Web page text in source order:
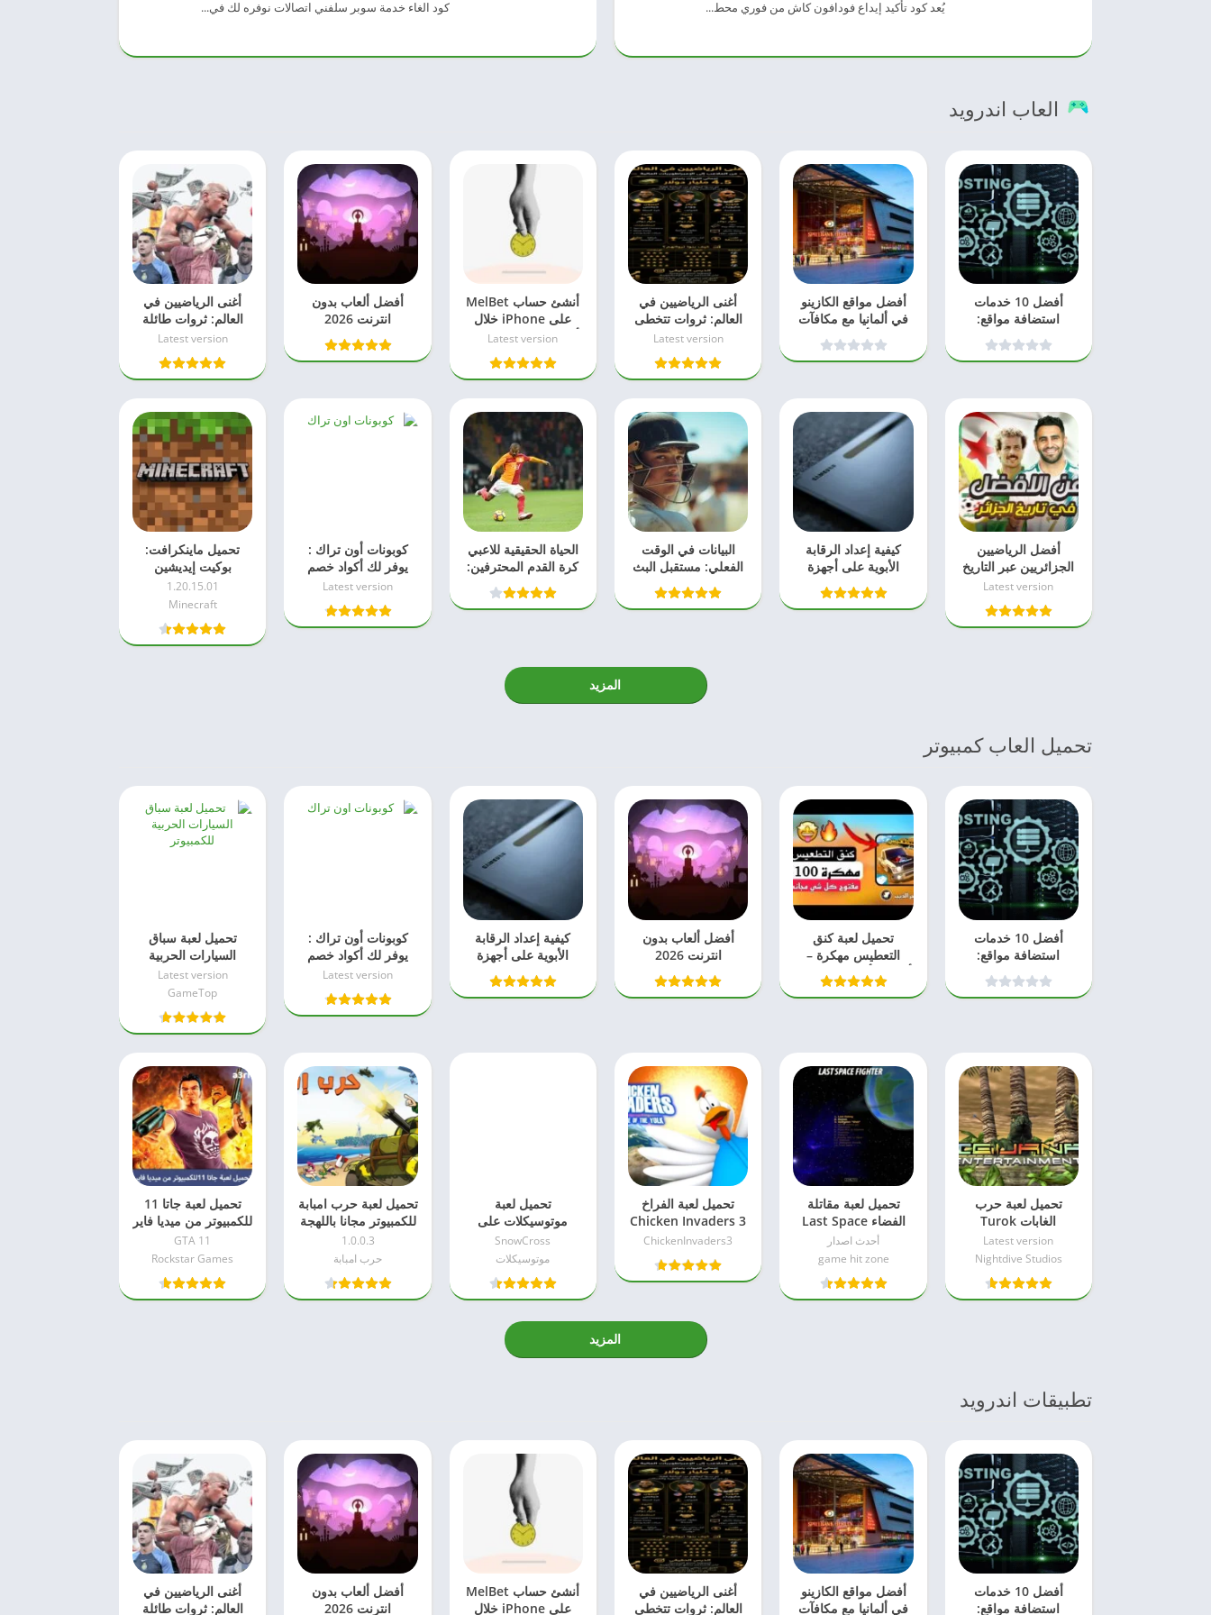
يُعد كود تأكيد إيداع فودافون كاش من فوري محط... كود الغاء خدمة سوبر سلفني اتصالات نوفره لك في...
العاب اندرويد
أفضل 10 خدمات
استضافة مواقع:
مختبرة ومجربة في
2026
أفضل مواقع الكازينو
في ألمانيا مع مكافآت
ضخمة وألعاب سلوت –
دليل 2026
أغنى الرياضيين في
العالم: ثروات تتخطى
حدود الملاعب
Latest version
أنشئ حساب MelBet
على iPhone خلال
أقل من دقيقة بسهولة
Latest version
أفضل ألعاب بدون
انترنت 2026
أغنى الرياضيين في
العالم: ثروات طائلة
من الملاعب إلى
الأعمال
Latest version
أفضل الرياضيين
الجزائريين عبر التاريخ
Latest version
كيفية إعداد الرقابة
الأبوية على أجهزة
سامسونج اللوحية
البيانات في الوقت
الفعلي: مستقبل البث
والتحليل في الكريكيت
الحياة الحقيقية للاعبي
كرة القدم المحترفين:
التحديات الخفية
كوبونات أون تراك :
يوفر لك أكواد خصم
لشراء جوالات
مستعملة في السعودية
والإمارات
Latest version
تحميل ماينكرافت:
بوكيت إيديشين
1.20.15.01
Minecraft
المزيد
تحميل العاب كمبيوتر
أفضل 10 خدمات
استضافة مواقع:
مختبرة ومجربة في
2026
تحميل لعبة كنق
التعطيس مهكرة –
أحدث وأفضل المحتوى
المرئي 2026
أفضل ألعاب بدون
انترنت 2026
كيفية إعداد الرقابة
الأبوية على أجهزة
سامسونج اللوحية
كوبونات أون تراك :
يوفر لك أكواد خصم
لشراء جوالات
والإمارات
Latest version
تحميل لعبة سباق
السيارات الحربية
Lethal Brutal
Racing للكمبيوتر
Latest version
GameTop
تحميل لعبة حرب
الغابات Turok
للكمبيوتر مضغوطة
برابط ميديا فاير
Latest version
Nightdive Studios
تحميل لعبة مقاتلة
الفضاء Last Space
Fighter للكمبيوتر
برابط مباشر
أحدث اصدار
game hit zone
تحميل لعبة الفراخ
Chicken Invaders 3
الاصليه برابط مباشر
للكمبيوتر
ChickenInvaders3
تحميل لعبة
موتوسيكلات على
الجليد snow cross
للكمبيوتر من ميديا فاير
SnowCross
موتوسيكلات
تحميل لعبة حرب امبابة
للكمبيوتر مجانا باللهجة
المصرية
1.0.0.3
حرب امبابة
تحميل لعبة جاتا 11
للكمبيوتر من ميديا فاير
الاصلية
GTA 11
Rockstar Games
المزيد
تطبيقات اندرويد
أفضل 10 خدمات
استضافة مواقع:
أفضل مواقع الكازينو
في ألمانيا مع مكافآت
أغنى الرياضيين في
العالم: ثروات تتخطى
أنشئ حساب MelBet
على iPhone خلال
أفضل ألعاب بدون
انترنت 2026
أغنى الرياضيين في
العالم: ثروات طائلة